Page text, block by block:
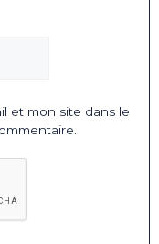
et mon site dans le